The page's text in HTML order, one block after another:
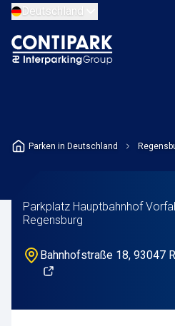
Deutschland
Parken in Deutschland
Parkplatz Hauptbahnhof
Regensburg
Bahnhofstraße 18, 93047